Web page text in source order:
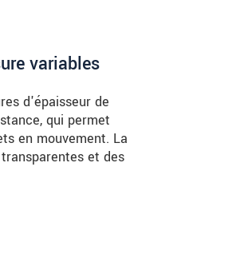
variables
d'épaisseur de
qui permet
en mouvement. La
et des